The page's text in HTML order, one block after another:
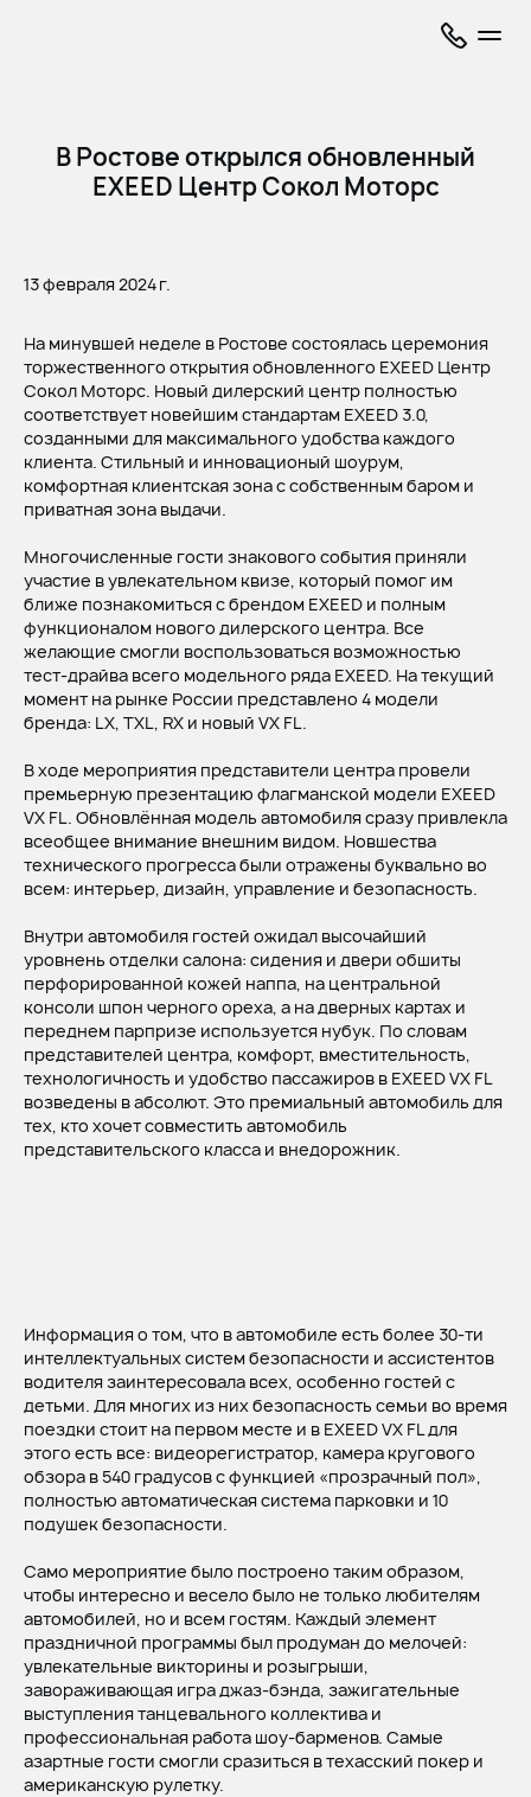
В Ростове открылся обновленный
EXEED Центр Сокол Моторс
13 февраля 2024 г.
На минувшей неделе в Ростове состоялась церемония
торжественного открытия обновленного EXEED Центр
Сокол Моторс. Новый дилерский центр полностью
соответствует новейшим стандартам EXEED 3.0,
созданными для максимального удобства каждого
клиента. Стильный и инновационый шоурум,
комфортная клиентская зона с собственным баром и
приватная зона выдачи.
Многочисленные гости знакового события приняли
участие в увлекательном квизе, который помог им
ближе познакомиться с брендом EXEED и полным
функционалом нового дилерского центра. Все
желающие смогли воспользоваться возможностью
тест-драйва всего модельного ряда EXEED. На текущий
момент на рынке России представлено 4 модели
бренда: LX, TXL, RX и новый VX FL.
В ходе мероприятия представители центра провели
премьерную презентацию флагманской модели EXEED
VX FL. Обновлённая модель автомобиля сразу привлекла
всеобщее внимание внешним видом. Новшества
технического прогресса были отражены буквально во
всем: интерьер, дизайн, управление и безопасность.
Внутри автомобиля гостей ожидал высочайший
уровнень отделки салона: сидения и двери обшиты
перфорированной кожей наппа, на центральной
консоли шпон черного ореха, а на дверных картах и
переднем парпризе используется нубук. По словам
представителей центра, комфорт, вместительность,
технологичность и удобство пассажиров в EXEED VX FL
возведены в абсолют. Это премиальный автомобиль для
тех, кто хочет совместить автомобиль
представительского класса и внедорожник.
Информация о том, что в автомобиле есть более 30-ти
интеллектуальных систем безопасности и ассистентов
водителя заинтересовала всех, особенно гостей с
детьми. Для многих из них безопасность семьи во время
поездки стоит на первом месте и в EXEED VX FL для
этого есть все: видеорегистратор, камера кругового
обзора в 540 градусов с функцией «прозрачный пол»,
полностью автоматическая система парковки и 10
подушек безопасности.
Само мероприятие было построено таким образом,
чтобы интересно и весело было не только любителям
автомобилей, но и всем гостям. Каждый элемент
праздничной программы был продуман до мелочей:
увлекательные викторины и розыгрыши,
завораживающая игра джаз-бэнда, зажигательные
выступления танцевального коллектива и
профессиональная работа шоу-барменов. Самые
азартные гости смогли сразиться в техасский покер и
американскую рулетку.